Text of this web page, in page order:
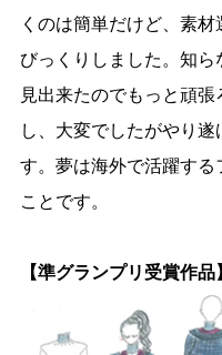
くのは簡単だけど、素
びっくりしました。知
見出来たのでもっと頑
し、大変でしたがやり
す。夢は海外で活躍す
ことです。
【準グランプリ受賞作